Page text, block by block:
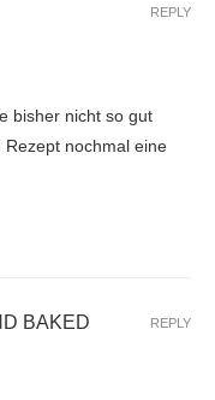
bisher nicht so gut
nochmal eine
REPLY
BAKED REPLY